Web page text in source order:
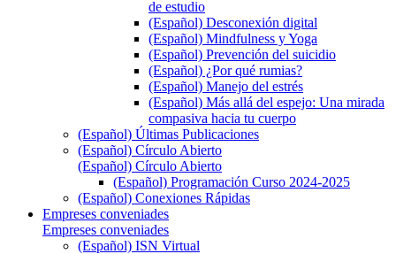
de estudio
(Español) Desconexión digital
(Español) Mindfulness y Yoga
(Español) Prevención del suicidio
(Español) ¿Por qué rumias?
(Español) Manejo del estrés
(Español) Más allá del espejo: Una mirada
compasiva hacia tu cuerpo
(Español) Últimas Publicaciones
(Español) Círculo Abierto
(Español) Círculo Abierto
(Español) Programación Curso 2024-2025
(Español) Conexiones Rápidas
Empreses conveniades
Empreses conveniades
(Español) ISN Virtual